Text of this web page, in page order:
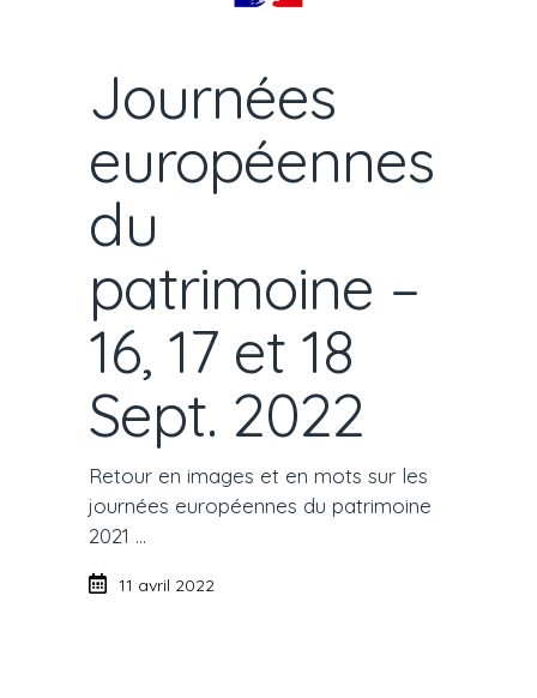
Journées
européennes
du
patrimoine –
16, 17 et 18
Sept. 2022
Retour en images et en mots sur les
journées européennes du patrimoine
2021
11 avril 2022